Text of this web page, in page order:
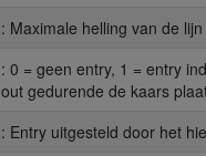
: Maximale helling van de lijn
: 0 = geen entry, 1 = entry
out gedurende de kaars
: Entry uitgesteld door het